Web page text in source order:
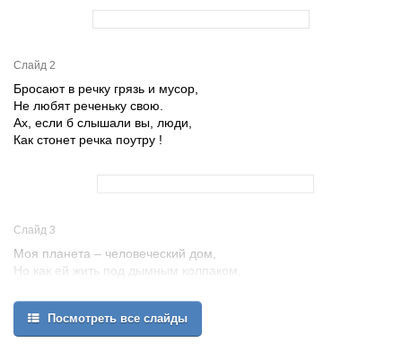
Слайд 2
Бросают в речку грязь и мусор,
Не любят реченьку свою.
Ах, если б слышали вы, люди,
Как стонет речка поутру !
Слайд 3
Моя планета – человеческий дом,
Но как ей жить под дымным колпаком,
Где вся природа поймана в капкан,
Где места нет ни аисту, ни льву,
Где стонут травы: больше не могу!..
Посмотреть все слайды